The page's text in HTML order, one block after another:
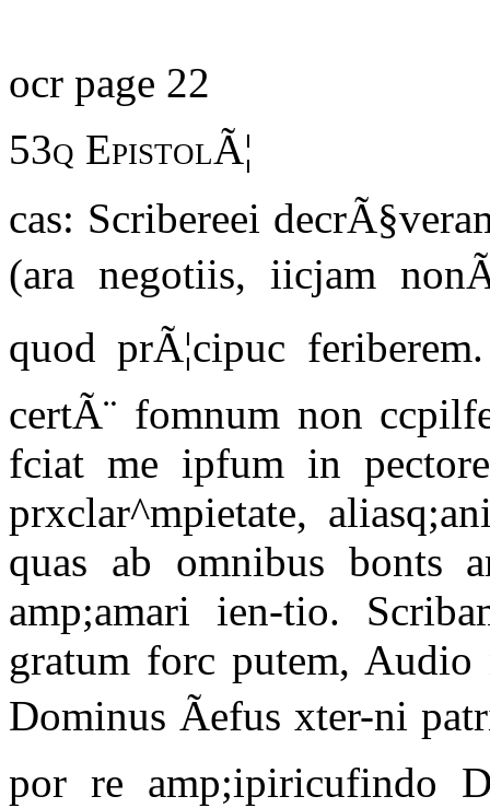
ocr page 22
53q EpistolÃ¦
cas: Scribereei
(ara negotiis, iicjam
quod prÃ¦cipuc
certÃ¨ fomnum non
fciat me ipfum in
prxclar^mpietate,
quas ab omnibus bonts
amp;amari ien-tio.
gratum forc putem, Audio
Dominus Ãefus xter-ni
por re amp;ipiricufindo